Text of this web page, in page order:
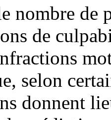
nombre de
de
selon
donnent